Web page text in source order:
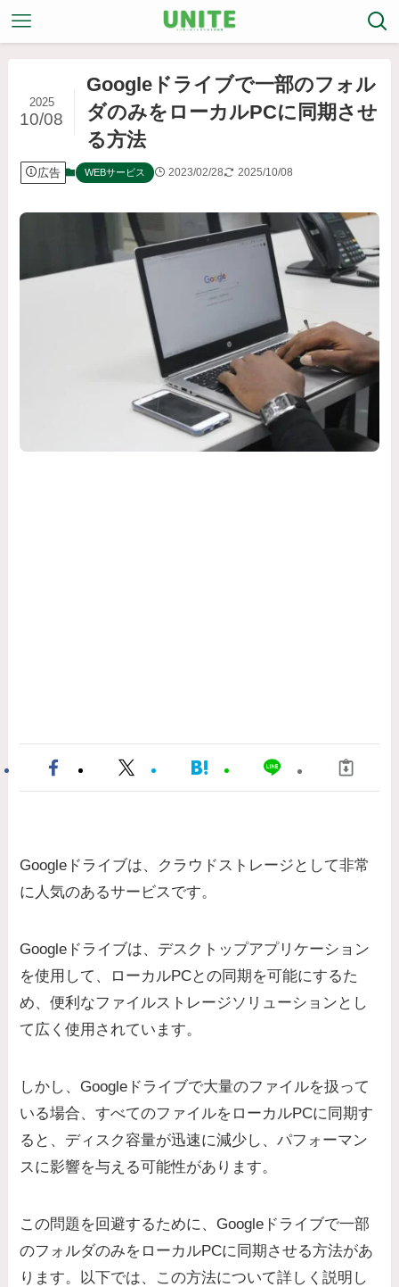
Googleドライブで一部のフォル
ダのみをローカルPCに同期させ
る方法
2025
10/08
広告 WEBサービス 2023/02/28 2025/10/08
Googleドライブは、クラウドストレージとして非常
に人気のあるサービスです。
Googleドライブは、デスクトップアプリケーション
を使用して、ローカルPCとの同期を可能にするた
め、便利なファイルストレージソリューションとし
て広く使用されています。
しかし、Googleドライブで大量のファイルを扱って
いる場合、すべてのファイルをローカルPCに同期す
ると、ディスク容量が迅速に減少し、パフォーマン
スに影響を与える可能性があります。
この問題を回避するために、Googleドライブで一部
のフォルダのみをローカルPCに同期させる方法があ
ります。以下では、この方法について詳しく説明し